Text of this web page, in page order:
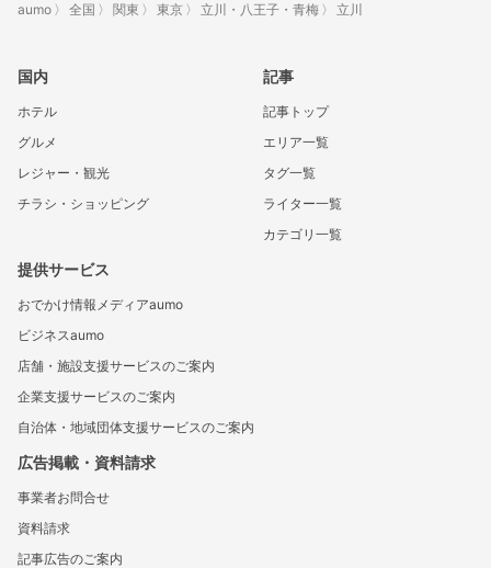
aumo
全国 関東 東京 立川・八王子・青梅 立川
国内
ホテル
グルメ
レジャー・観光
チラシ・ショッピング
記事
記事トップ
エリア一覧
タグ一覧
ライター一覧
カテゴリ一覧
提供サービス
おでかけ情報メディアaumo
ビジネスaumo
店舗・施設支援サービスのご案内
企業支援サービスのご案内
自治体・地域団体支援サービスのご案内
広告掲載・資料請求
事業者お問合せ
資料請求
記事広告のご案内